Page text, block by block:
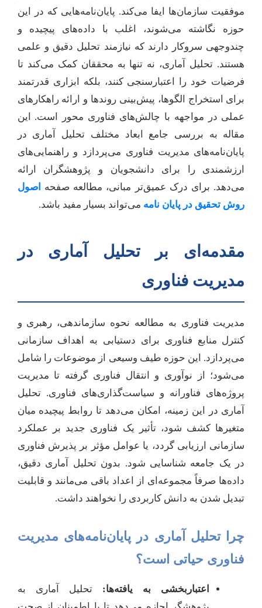
موفقیت سازمان‌ها ایفا می‌کند. پایان‌نامه‌هایی که در این
حوزه نگاشته می‌شوند، اغلب با داده‌های پیچیده و
چندوجهی سروکار دارند که نیازمند تحلیل دقیق و علمی
هستند. تحلیل آماری، نه تنها به محققان کمک می‌کند تا
فرضیات خود را اعتبارسنجی کنند، بلکه ابزاری قدرتمند
برای استخراج الگوها، پیش‌بینی روندها و ارائه راهکارهای
عملی در مواجهه با چالش‌های فناوری محور است. این
مقاله به بررسی جامع ابعاد مختلف تحلیل آماری در
پایان‌نامه‌های مدیریت فناوری می‌پردازد و راهنمایی‌های
ارزشمندی را برای دانشجویان و پژوهشگران ارائه
می‌دهد. برای درک عمیق‌تر مبانی، مطالعه صفحه
اصول
روش تحقیق در پایان نامه می‌تواند بسیار مفید باشد.
مقدمه‌ای بر تحلیل آماری در
مدیریت فناوری
مدیریت فناوری به مطالعه نحوه سازماندهی، رهبری و
کنترل منابع فناوری برای دستیابی به اهداف سازمانی
می‌پردازد. این حوزه طیف وسیعی از موضوعات را شامل
می‌شود؛ از نوآوری و انتقال فناوری گرفته تا مدیریت
پروژه‌های فناورانه و سیاست‌گذاری‌های فناوری. تحلیل
آماری در این زمینه، امکان می‌دهد تا روابط پیچیده میان
متغیرها کشف شود، تأثیر یک فناوری جدید بر عملکرد
سازمانی ارزیابی گردد، یا عوامل مؤثر بر پذیرش فناوری
در یک جامعه شناسایی شود. بدون تحلیل آماری دقیق،
داده‌ها صرفاً مجموعه‌ای از اعداد باقی می‌مانند و قابلیت
تبدیل شدن به دانش کاربردی را نخواهند داشت.
چرا تحلیل آماری در پایان‌نامه‌های مدیریت
فناوری حیاتی است؟
اعتباربخشی به یافته‌ها: تحلیل آماری به